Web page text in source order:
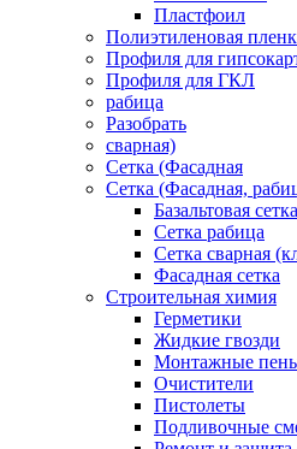
Плaстфoил
Полиэтиленовая
Профиля для
Профиля для ГКЛ
рабица
Разобрать
сварная)
Сетка (Фасадная
Сетка (Фасадная,
Базальтовая сетка
Сетка рабица
Сетка сварная
Фасадная сетка
Строительная химия
Герметики
Жидкие гвозди
Монтажные
Очистители
Пистолеты
Подливочные